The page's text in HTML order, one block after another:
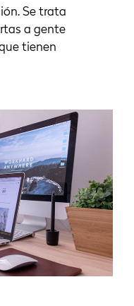
Se trata
a gente
tienen